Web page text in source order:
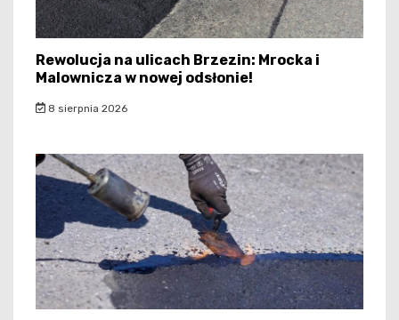
Rewolucja na ulicach Brzezin: Mrocka i
Malownicza w nowej odsłonie!
8 sierpnia 2026